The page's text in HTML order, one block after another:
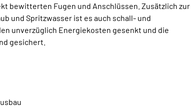
bewitterten Fugen und Anschlüssen. Zusätzlich zur
und Spritzwasser ist es auch schall- und
unverzüglich Energiekosten gesenkt und die
gesichert.